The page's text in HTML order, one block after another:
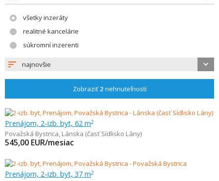
všetky inzeráty
realitné kancelárie
súkromní inzerenti
najnovšie
Zobraziť2 nehnuteľností
Prenájom, 2-izb. byt, 62 m2
Považská Bystrica, Lánska (časť Sídlisko Lány)
545,00 EUR/mesiac
Prenájom, 2-izb. byt, 37 m2